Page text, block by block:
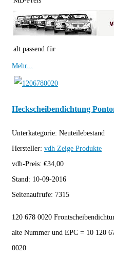
alt passend für
Mehr...
Heckscheibendichtung
Unterkategorie: Neuteilebestand
Hersteller: vdh Zeige Produkte
vdh-Preis: €34,00
Stand: 10-09-2016
Seitenaufrufe: 7315
120 678 0020
alte Nummer und EPC = 10 120
0020